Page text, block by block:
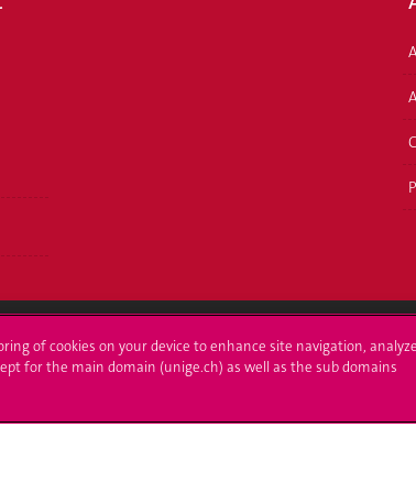
S'inscrire à l'UNIGE
Immatriculations
of cookies on your device to enhance site navigation,
for the main domain (unige.ch) as well as the sub domains